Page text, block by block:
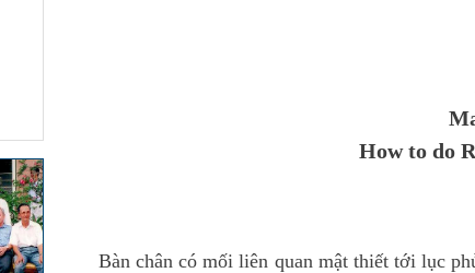
How to do
Bàn chân có mối liên quan mật thiết tới lục